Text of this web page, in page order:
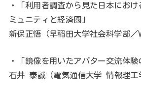
・「利用者調査から見た日本におけ
ミュニティと経済圏」
新保正悟（早稲田大学社会科学部／
・「鏡像を用いたアバター交流体験
石井 泰誠（電気通信大学 情報理工